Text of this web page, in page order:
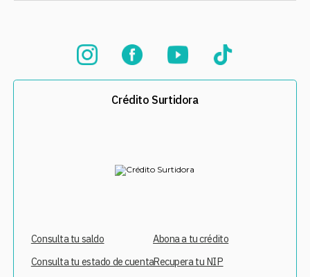
Crédito Surtidora
Consulta tu saldo
Consulta tu estado de cuenta
Abona a tu crédito
Recupera tu NIP